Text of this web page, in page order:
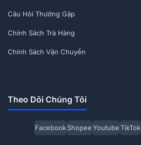
Câu Hỏi Thường Gặp
Chính Sách Trả Hàng
Chính Sách Vận Chuyển
Theo Dõi Chúng Tôi
Facebook ShopeeYoutubeTikTok